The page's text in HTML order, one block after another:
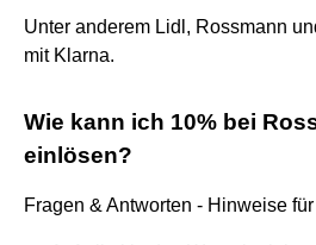
Unter anderem Lidl, Rossmann
mit Klarna.
Wie kann ich 10% bei
einlösen?
Fragen & Antworten - Hinweise